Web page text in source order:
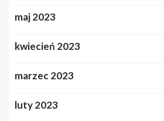
maj 2023
kwiecień 2023
marzec 2023
luty 2023